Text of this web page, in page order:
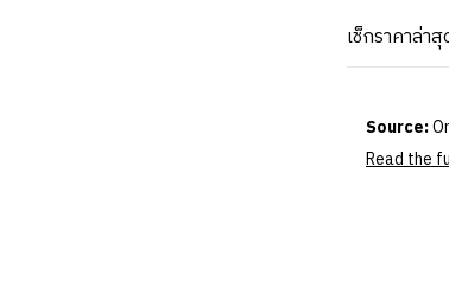
เช็กราคาล่า
Source:
Read the